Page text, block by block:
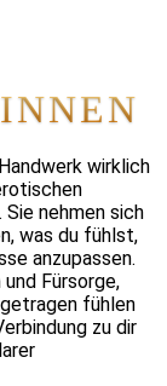
wirklich
nehmen sich
was du fühlst,
anzupassen.
Fürsorge,
fühlen
zu dir